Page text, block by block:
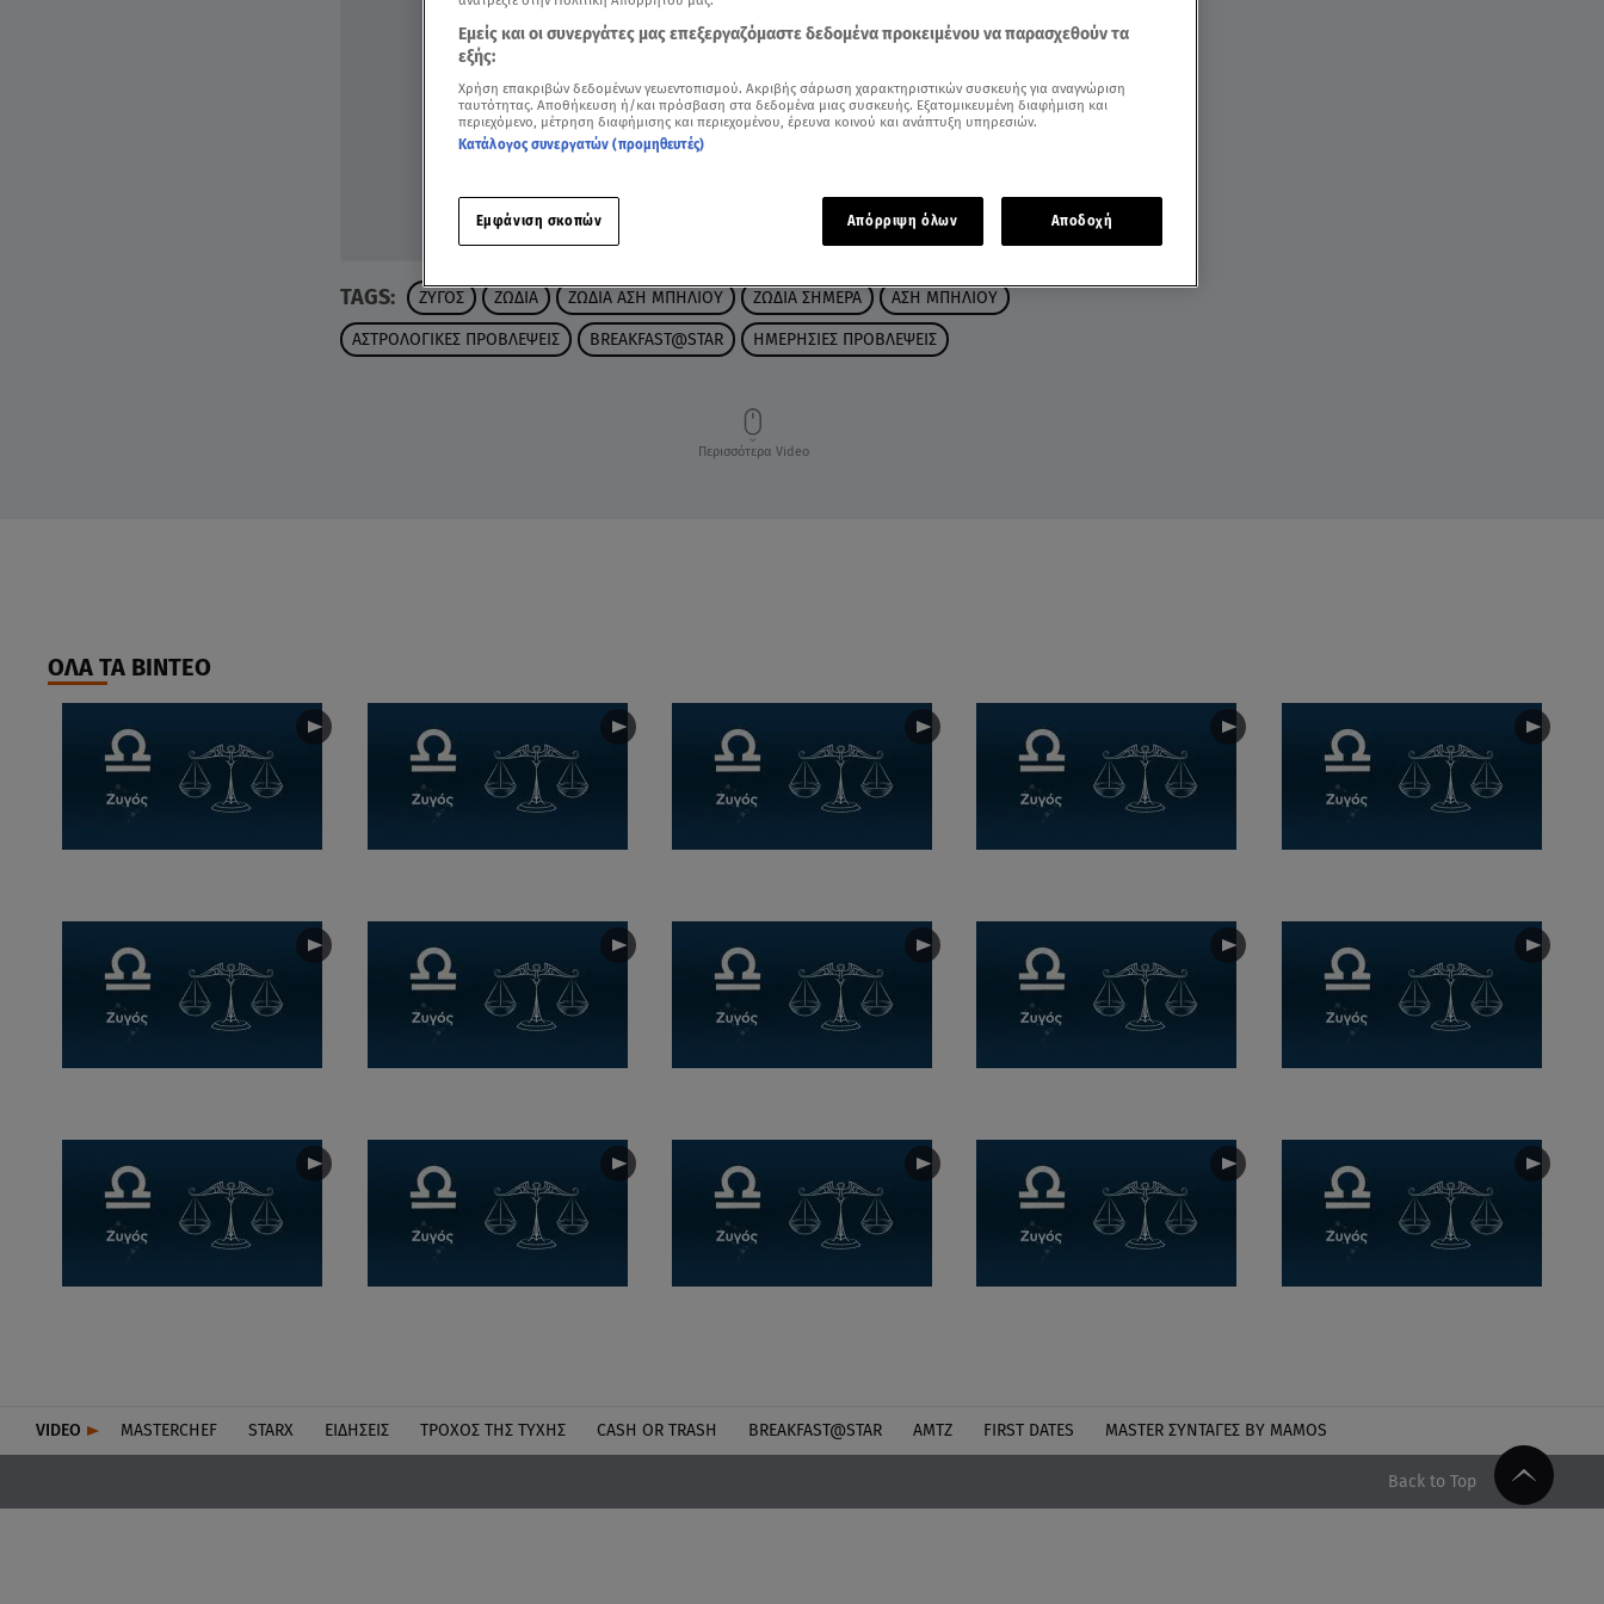
TAGS: ΖΥΓΟΣ ΖΩΔΙΑ ΖΩΔΙΑ ΑΣΗ ΜΠΗΛΙΟΥ ΖΩΔΙΑ ΣΗΜΕΡΑ ΑΣΗ ΜΠΗΛΙΟΥ
ΑΣΤΡΟΛΟΓΙΚΕΣ ΠΡΟΒΛΕΨΕΙΣ BREAKFAST@STAR ΗΜΕΡΗΣΙΕΣ ΠΡΟΒΛΕΨΕΙΣ
Περισσότερα Video
ΟΛΑ ΤΑ ΒΙΝΤΕΟ
VIDEO MASTERCHEF STARX ΕΙΔΉΣΕΙΣ ΤΡΟΧΌΣ ΤΗΣ ΤΎΧΗΣ CASH OR TRASH BREAKFAST@STAR ΑΜΤΖ FIRST DATES MASTER ΣΥΝΤΑΓΈΣ BY MAMOS
Back to Top
Εμείς και οι συνεργάτες μας επεξεργαζόμαστε δεδομένα προκειμένου να παρασχεθούν τα
εξής:
Χρήση επακριβών δεδομένων γεωεντοπισμού. Ακριβής σάρωση χαρακτηριστικών συσκευής για αναγνώριση
ταυτότητας. Αποθήκευση ή/και πρόσβαση στα δεδομένα μιας συσκευής. Εξατομικευμένη διαφήμιση και
περιεχόμενο, μέτρηση διαφήμισης και περιεχομένου, έρευνα κοινού και ανάπτυξη υπηρεσιών.
Κατάλογος συνεργατών (προμηθευτές)
Εμφάνιση σκοπών Απόρριψη όλων Αποδοχή